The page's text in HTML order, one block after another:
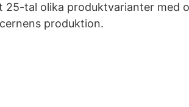
25-tal olika produktvarianter med
produktion.